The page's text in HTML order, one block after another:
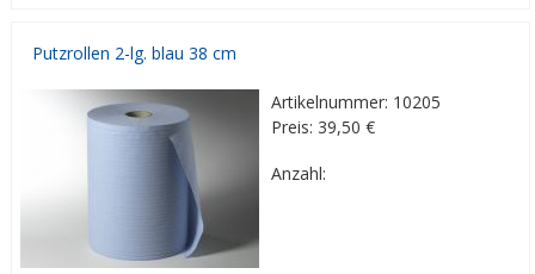
Putzrollen 2-lg. blau 38 cm
Artikelnummer: 10205
Preis: 39,50 €
Anzahl: